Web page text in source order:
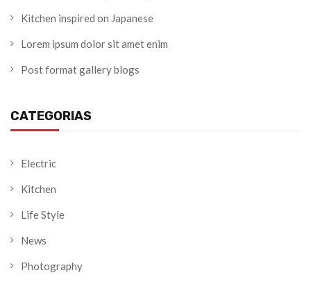
Kitchen inspired on Japanese
Lorem ipsum dolor sit amet enim
Post format gallery blogs
CATEGORIAS
Electric
Kitchen
Life Style
News
Photography